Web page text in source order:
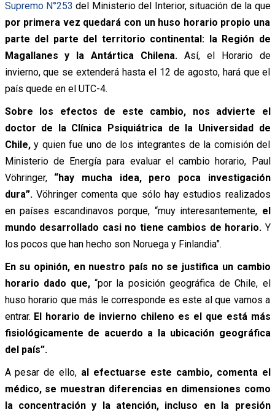
Supremo N°253del Ministerio del Interior, situación de la que
por primera vez quedará con un huso horario propio una
parte del parte del territorio continental: la Región de
Magallanes y la Antártica Chilena. Así, el Horario de
invierno, que se extenderá hasta el 12 de agosto, hará que el
país quede en el UTC-4.
Sobre los efectos de este cambio, nos advierte el
doctor de la Clínica Psiquiátrica de la Universidad de
Chile,y quien fue uno de los integrantes de la comisión del
Ministerio de Energía para evaluar el cambio horario, Paul
Vöhringer, “hay mucha idea, pero poca investigación
dura”. Vöhringer comenta que sólo hay estudios realizados
en países escandinavos porque, “muy interesantemente, el
mundo desarrollado casi no tiene cambios de horario. Y
los pocos que han hecho son Noruega y Finlandia”.
En su opinión, en nuestro país no se justifica un cambio
horario dado que,“por la posición geográfica de Chile, el
huso horario que más le corresponde es este al que vamos a
entrar. El horario de invierno chileno es el que está más
fisiológicamente de acuerdo a la ubicación geográfica
del país”.
A pesar de ello, al efectuarse este cambio, comenta el
médico, se muestran diferencias en dimensiones como
la concentración y la atención, incluso en la presión